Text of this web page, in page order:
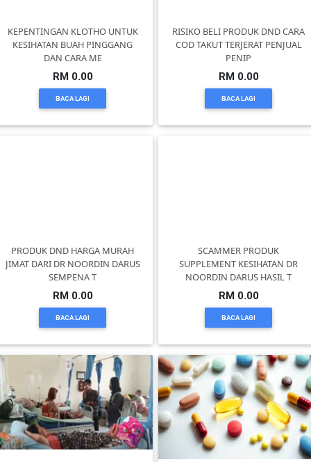
KEPENTINGAN KLOTHO UNTUK
KESIHATAN BUAH PINGGANG
DAN CARA ME
RM 0.00
BACA LAGI
RISIKO BELI PRODUK DND CARA
COD TAKUT TERJERAT PENJUAL
PENIP
RM 0.00
BACA LAGI
PRODUK DND HARGA MURAH
JIMAT DARI DR NOORDIN DARUS
SEMPENA T
RM 0.00
BACA LAGI
SCAMMER PRODUK
SUPPLEMENT KESIHATAN DR
NOORDIN DARUS HASIL T
RM 0.00
BACA LAGI
INFAK(0)
TUDUNG(0)
MAKANAN(25)
PERNIAGAAN(41)
KENDERAAN(6)
ELEKTRONIK(5)
SUKAN/HOBI(2)